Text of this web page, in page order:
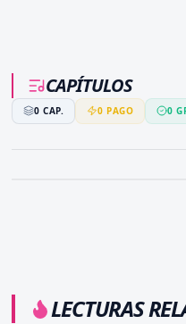
CAPÍTULOS
0 CAP. 0 PAGO 0
LECTURAS